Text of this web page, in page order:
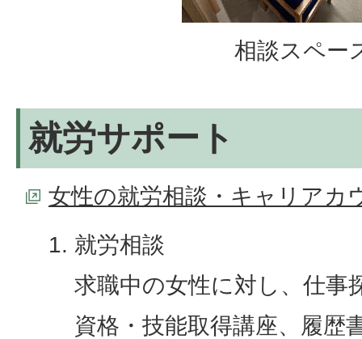
相談スペー
就労サポート
女性の就労相談・キャリアカ
就労相談
求職中の女性に対し、仕事
資格・技能取得講座、履歴